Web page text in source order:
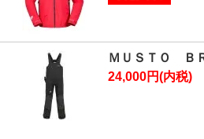
ＭＵＳＴＯ Ｂ
24,000円(内税)